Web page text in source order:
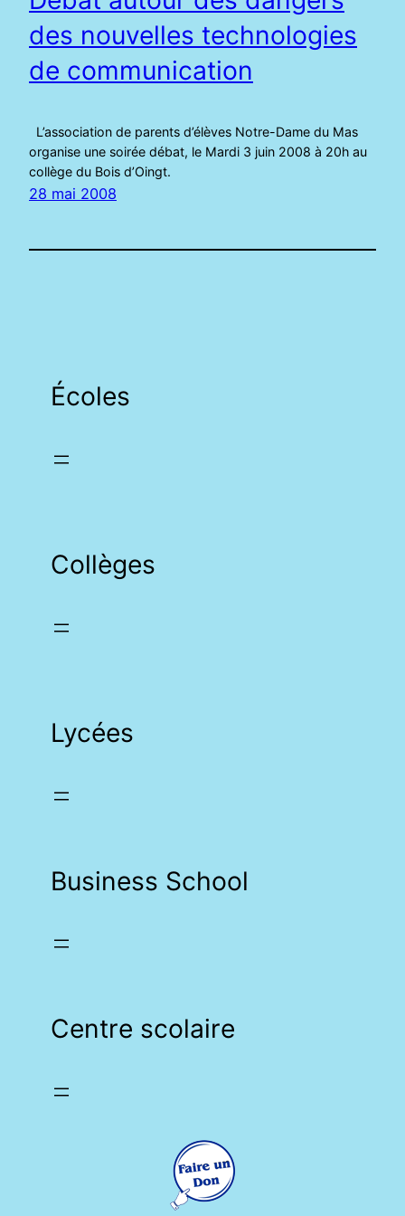
des nouvelles technologies
de communication
L’association de parents d’élèves Notre-Dame du Mas
organise une soirée débat, le Mardi 3 juin 2008 à 20h au
collège du Bois d’Oingt.
28 mai 2008
Écoles
Collèges
Lycées
Business School
Centre scolaire